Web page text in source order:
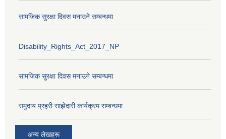
सामजिक सुरक्षा दिवस मनाउने सम्बन्धमा
Disability_Rights_Act_2017_NP
सामजिक सुरक्षा दिवस मनाउने सम्बन्धमा
समुदाय प्रहरी साझेदारी कार्यक्रम सम्बन्धमा
अन्य लेखहरू